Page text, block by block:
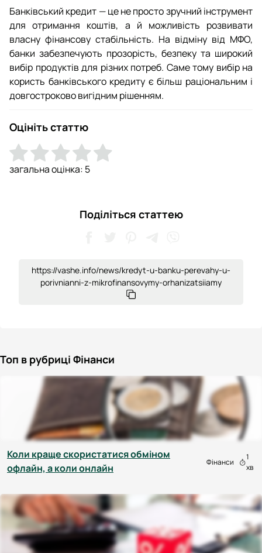
Банківський кредит — це не просто зручний інструмент
для отримання коштів, а й можливість розвивати
власну фінансову стабільність. На відміну від МФО,
банки забезпечують прозорість, безпеку та широкий
вибір продуктів для різних потреб. Саме тому вибір на
користь банківського кредиту є більш раціональним і
довгостроково вигідним рішенням.
Оцініть статтю
загальна оцінка: 5
Поділіться статтею
https://vashe.info/news/kredyt-u-banku-perevahy-u-
porivnianni-z-mikrofinansovymy-orhanizatsiiamy
Топ в рубриці Фінанси
Коли краще скористатися обміном
офлайн, а коли онлайн
Фінанси
1
хв